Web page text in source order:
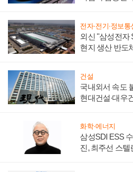
전자·전기·정보통
외신 "삼성전자
현지 생산 반도
건설
국내외서 속도
현대건설·대우
화학·에너지
삼성SDI ESS
진, 최주선 스텔